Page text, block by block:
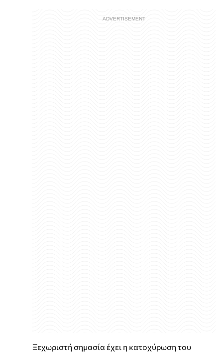
Ξεχωριστή σημασία έχει η κατοχύρωση του